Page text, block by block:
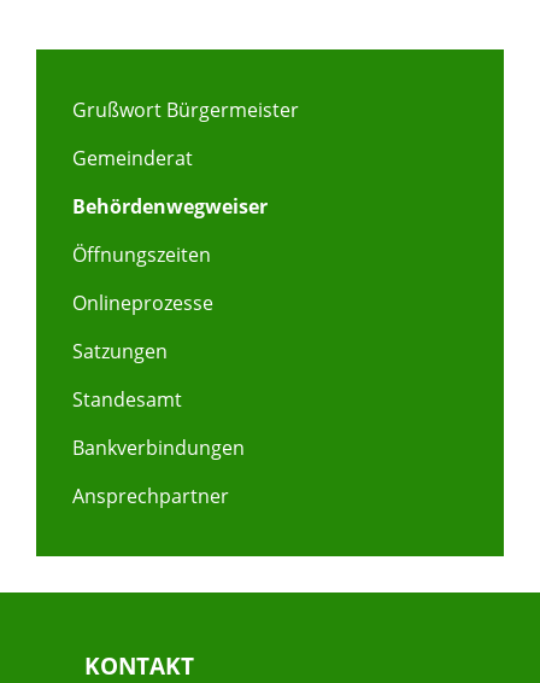
Grußwort Bürgermeister
Gemeinderat
Behördenwegweiser
Öffnungszeiten
Onlineprozesse
Satzungen
Standesamt
Bankverbindungen
Ansprechpartner
KONTAKT